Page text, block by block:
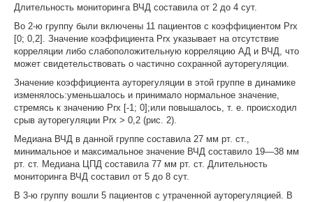
Длительность мониторинга ВЧД составила от 2 до 4 сут.
Во 2-ю группу были включены 11 пациентов с коэффициентом Prx
[0; 0,2]. Значение коэффициента Prx указывает на отсутствие
корреляции либо слабоположительную корреляцию АД и ВЧД, что
может свидетельствовать о частично сохранной ауторегуляции.
Значение коэффициента ауторегуляции в этой группе в динамике
изменялось:уменьшалось и принимало нормальное значение,
стремясь к значению Prx [-1; 0];или повышалось, т. е. происходил
срыв ауторегуляции Prx > 0,2 (рис. 2).
Медиана ВЧД в данной группе составила 27 мм рт. ст.,
минимальное и максимальное значение ВЧД составило 19—38 мм
рт. ст. Медиана ЦПД составила 77 мм рт. ст. Длительность
мониторинга ВЧД составил от 5 до 8 сут.
В 3-ю группу вошли 5 пациентов с утраченной ауторегуляцией. В